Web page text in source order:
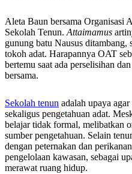
Aleta Baun bersama Organisasi
Sekolah Tenun. Attaimamus
gunung batu Nausus ditambang,
tokoh adat. Harapannya OAT
bertemu saat ada perselisihan
bersama.
Sekolah tenun adalah upaya
sekaligus pengetahuan adat.
belajar tidak formal, melibatkan
sumber pengetahuan. Selain
dengan peternakan dan
pengelolaan kawasan, sebagai
merawat ruang hidup.